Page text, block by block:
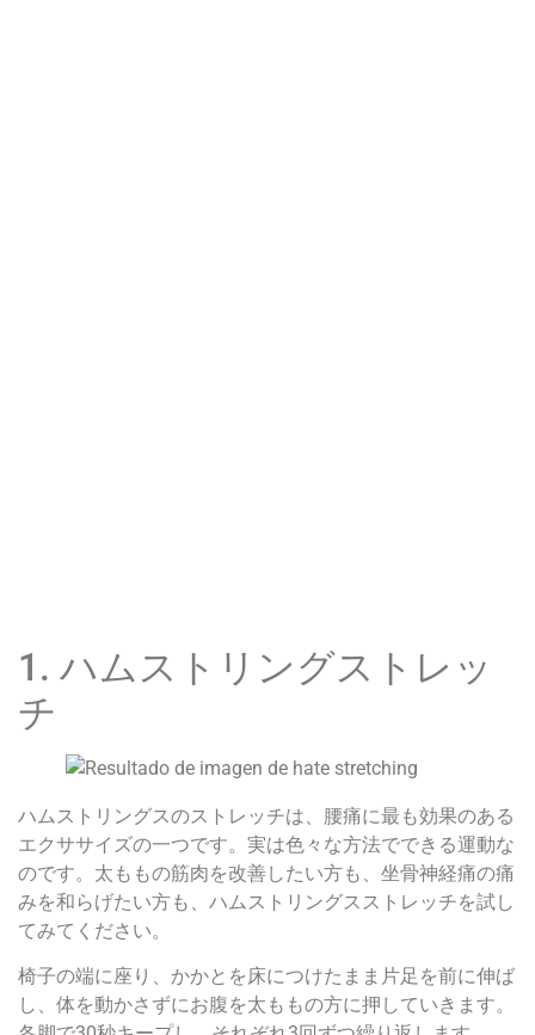
1. ハムストリングストレッ
チ
ハムストリングスのストレッチは、腰痛に最も効果のある
エクササイズの一つです。実は色々な方法でできる運動な
のです。太ももの筋肉を改善したい方も、坐骨神経痛の痛
みを和らげたい方も、ハムストリングスストレッチを試し
てみてください。
椅子の端に座り、かかとを床につけたまま片足を前に伸ば
し、体を動かさずにお腹を太ももの方に押していきます。